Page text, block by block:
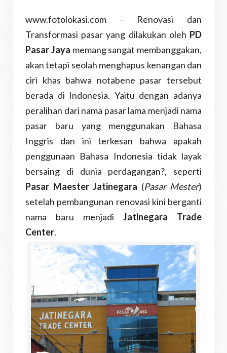
www.fotolokasi.com - Renovasi dan
Transformasi pasar yang dilakukan oleh PD
Pasar Jaya memang sangat membanggakan,
akan tetapi seolah menghapus kenangan dan
ciri khas bahwa notabene pasar tersebut
berada di Indonesia. Yaitu dengan adanya
peralihan dari nama pasar lama menjadi nama
pasar baru yang menggunakan Bahasa
Inggris dan ini terkesan bahwa apakah
penggunaan Bahasa Indonesia tidak layak
bersaing di dunia perdagangan?, seperti
Pasar Maester Jatinegara (Pasar Mester)
setelah pembangunan renovasi kini berganti
nama baru menjadi Jatinegara Trade
Center.